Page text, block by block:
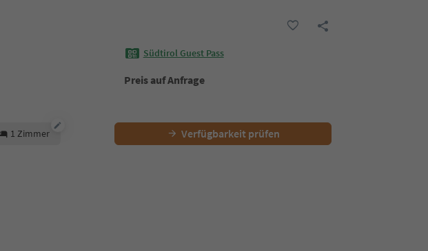
Südtirol Guest Pass
Preis auf Anfrage
1 Zimmer Verfügbarkeit prüfen